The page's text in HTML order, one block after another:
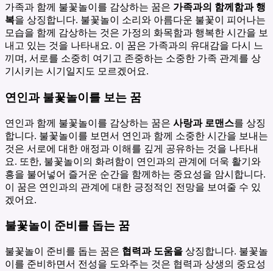
가족과 함께 불꽃놀이를 감상하는 꿈은 가족과의 함께함과 행
복을 상징합니다. 불꽃놀이 소리와 아름다운 불꽃이 피어나는
모습을 함께 감상하는 것은 가정의 화목함과 행복한 시간을 보
내고 있는 것을 나타내요. 이 꿈은 가족과의 유대감을 다시 느
끼며, 서로를 소중히 여기고 존중하는 소중한 가족 관계를 상
기시키는 시기일지도 모르겠어요.
연인과 불꽃놀이를 보는 꿈
연인과 함께 불꽃놀이를 감상하는 꿈은 사랑과 로맨스를 상징
합니다. 불꽃놀이를 보면서 연인과 함께 소중한 시간을 보내는
것은 서로에 대한 애정과 이해를 깊게 공유하는 것을 나타내
요. 또한, 불꽃놀이의 화려함이 연인과의 관계에 더욱 활기와
흥을 불어넣어 즐거운 순간을 함께하는 중요성을 암시합니다.
이 꿈은 연인과의 관계에 대한 긍정적인 전망을 보여줄 수 있
겠어요.
불꽃놀이 준비를 돕는 꿈
불꽃놀이 준비를 돕는 꿈은 협력과 도움을 상징합니다. 불꽃놀
이를 준비하면서 전성을 도와주는 것은 협력과 상생의 중요성